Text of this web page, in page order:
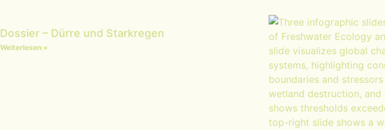
Dossier – Dürre und Starkregen
Weiterlesen »